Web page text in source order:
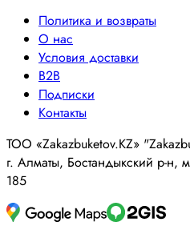
Политика и возвраты
О нас
Условия доставки
B2B
Подписки
Контакты
ТОО «Zakazbuketov.KZ»
г. Алматы, Бостандыкский р-н,
185